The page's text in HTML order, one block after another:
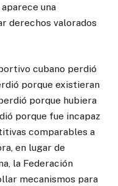
una
derechos valorados
cubano perdió
porque existieran
porque hubiera
porque fue incapaz
comparables a
en lugar de
la Federación
mecanismos para